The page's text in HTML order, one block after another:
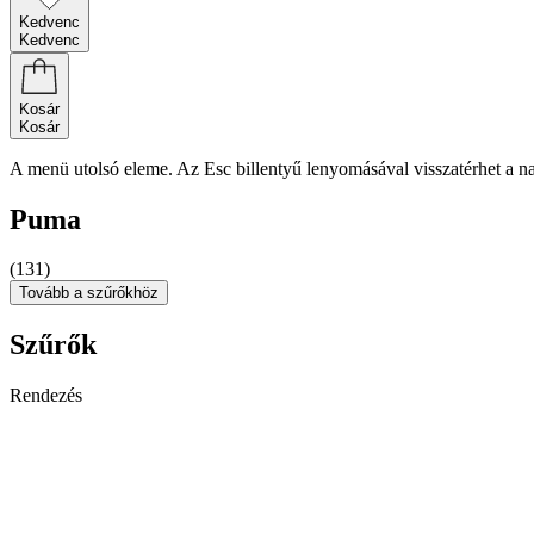
Kedvenc
Kedvenc
Kosár
Kosár
A menü utolsó eleme. Az Esc billentyű lenyomásával visszatérhet a
Puma
(131)
Tovább a szűrőkhöz
Szűrők
Rendezés